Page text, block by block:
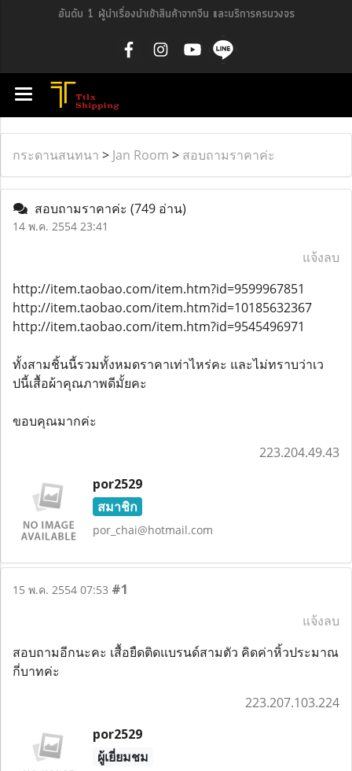
อันดับ 1 ผู้นำเรื่องนำเข้าสินค้าจากจีน และบริการครบวงจร
กระดานสนทนา > Jan Room > สอบถามราคาค่ะ
สอบถามราคาค่ะ (749 อ่าน)
14 พ.ค. 2554 23:41
แจ้งลบ
http://item.taobao.com/item.htm?id=9599967851
http://item.taobao.com/item.htm?id=10185632367
http://item.taobao.com/item.htm?id=9545496971
ทั้งสามชิ้นนี้รวมทั้งหมดราคาเท่าไหร่คะ และไม่ทราบว่าเว
ปนี้เสื้อผ้าคุณภาพดีมั้ยคะ
ขอบคุณมากค่ะ
223.204.49.43
por2529
สมาชิก
por_chai@hotmail.com
15 พ.ค. 2554 07:53 #1
แจ้งลบ
สอบถามอีกนะคะ เสื้อยืดติดแบรนด์สามตัว คิดค่าหิ้วประมาณ
กี่บาทค่ะ
223.207.103.224
por2529
ผู้เยี่ยมชม